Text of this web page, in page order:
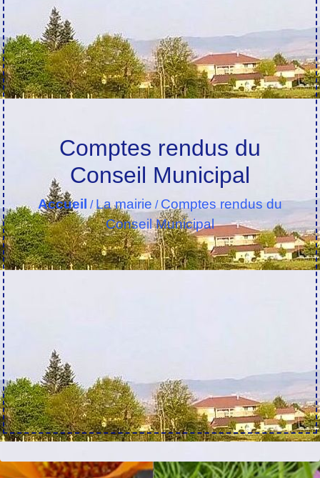
Comptes rendus du
Conseil Municipal
Accueil /La mairie / Comptes rendus du
Conseil Municipal